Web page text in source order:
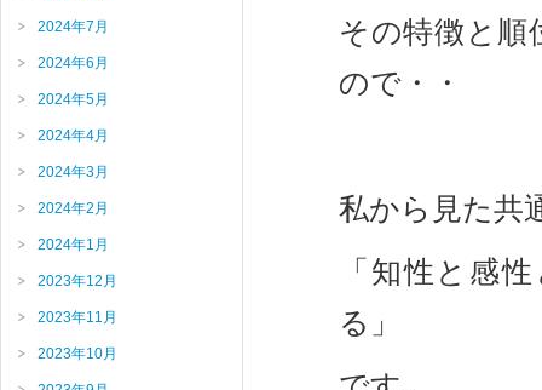
その特徴と順
ので・・
私から見た共
「知性と感
る」
2024年7月
2024年6月
2024年5月
2024年4月
2024年3月
2024年2月
2024年1月
2023年12月
2023年11月
2023年10月